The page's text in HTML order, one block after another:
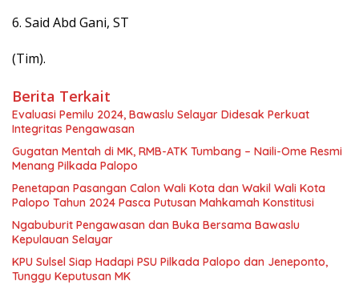
6. Said Abd Gani, ST
(Tim).
Berita Terkait
Evaluasi Pemilu 2024, Bawaslu Selayar Didesak Perkuat
Integritas Pengawasan
Gugatan Mentah di MK, RMB-ATK Tumbang – Naili-Ome Resmi
Menang Pilkada Palopo
Penetapan Pasangan Calon Wali Kota dan Wakil Wali Kota
Palopo Tahun 2024 Pasca Putusan Mahkamah Konstitusi
Ngabuburit Pengawasan dan Buka Bersama Bawaslu
Kepulauan Selayar
KPU Sulsel Siap Hadapi PSU Pilkada Palopo dan Jeneponto,
Tunggu Keputusan MK